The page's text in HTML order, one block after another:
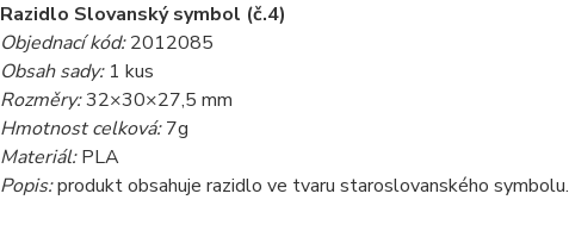
Razidlo Slovanský symbol (č.4)
Objednací kód:2012085
Obsah sady: 1 kus
Rozměry:32×30×27,5 mm
Hmotnost celková:7g
Materiál:PLA
Popis:produkt obsahuje razidlo ve tvaru staroslovanského symbolu.